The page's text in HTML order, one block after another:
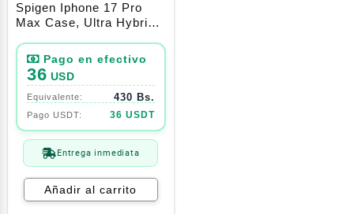
Spigen Iphone 17 Pro
Max Case, Ultra Hybrid
(Anti-Amarilleo)
36 USD
430 Bs.
36 USDT
Entrega inmediata
Añadir al carrito